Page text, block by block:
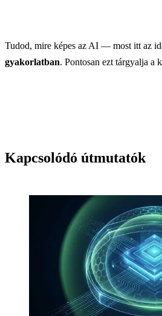
Tudod, mire képes az AI — most itt az
gyakorlatban. Pontosan ezt tárgyalja a
Kapcsolódó útmutatók